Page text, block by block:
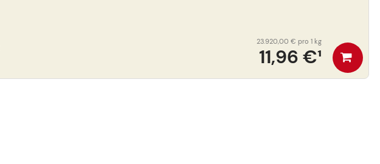
11,96 €¹
23.920,00 € pro 1 kg